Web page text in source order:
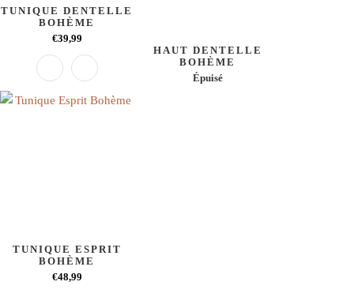
TUNIQUE DENTELLE
BOHÈME
€39,99
HAUT DENTELLE
BOHÈME
Épuisé
TUNIQUE ESPRIT
BOHÈME
€48,99